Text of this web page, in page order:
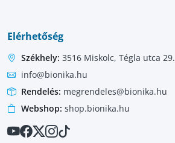
Elérhetőség
Székhely: 3516 Miskolc, Tégla utca 29.
info@bionika.hu
Rendelés: megrendeles@bionika.hu
Webshop: shop.bionika.hu